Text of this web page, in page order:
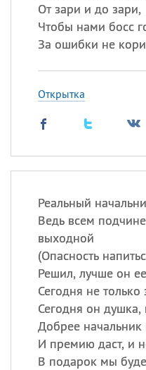
От зари и до зари,
Чтобы нами босс
За ошибки не
Открытка
Реальный
Ведь всем
выходной
(Опасность
Решил, лучше он
Сегодня не
Сегодня он
Добрее
И премию даст, и
В подарок мы